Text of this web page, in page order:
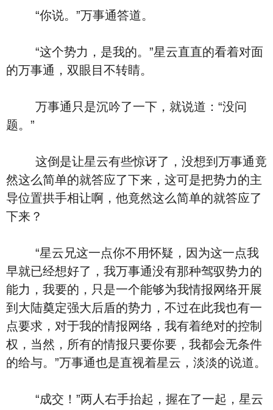
“你说。”万事通答道。
“这个势力，是我的。”星云直直的看着对面
的万事通，双眼目不转睛。
万事通只是沉吟了一下，就说道：“没问
题。”
这倒是让星云有些惊讶了，没想到万事通竟
然这么简单的就答应了下来，这可是把势力的主
导位置拱手相让啊，他竟然这么简单的就答应了
下来？
“星云兄这一点你不用怀疑，因为这一点我
早就已经想好了，我万事通没有那种驾驭势力的
能力，我要的，只是一个能够为我情报网络开展
到大陆奠定强大后盾的势力，不过在此我也有一
点要求，对于我的情报网络，我有着绝对的控制
权，当然，所有的情报只要你要，我都会无条件
的给与。”万事通也是直视着星云，淡淡的说道。
“成交！”两人右手抬起，握在了一起，星云